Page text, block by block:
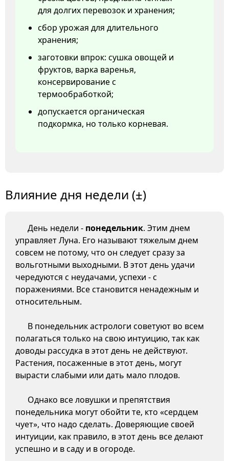
для долгих перевозок и хранения;
сбор урожая для длительного
хранения;
заготовки впрок: сушка овощей и
фруктов, варка варенья,
консервирование с
термообработкой;
допускается органическая
подкормка, но только корневая.
Влияние дня недели (±)
День недели - понедельник. Этим днем
управляет Луна. Его называют тяжелым днем
совсем не потому, что он следует сразу за
вольготными выходными. В этот день удачи
чередуются с неудачами, успехи - с
поражениями. Все становится ненадежным и
относительным.
В понедельник астрологи советуют во всем
полагаться только на свою интуицию, так как
доводы рассудка в этот день не действуют.
Растения, посаженные в этот день, могут
вырасти слабыми или дать мало плодов.
Однако все ловушки и препятствия
понедельника могут обойти те, кто «сердцем
чует», что надо сделать. Доверяющие своей
интуиции, как правило, в этот день все делают
успешно и в саду и в огороде.